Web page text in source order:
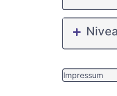
Impressum